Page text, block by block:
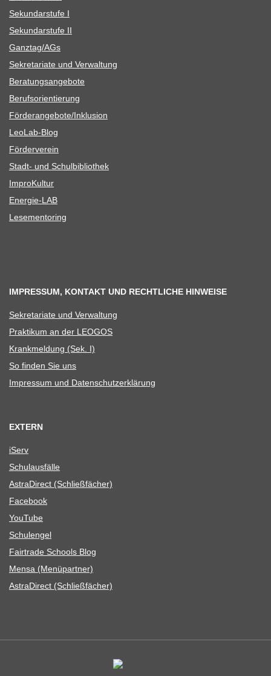
Sekun­dar­stufe I
Sekun­dar­stufe II
Ganztag/​​AGs
Sekre­ta­riate und Verwaltung
Bera­tungs­an­ge­bote
Berufs­ori­en­tie­rung
Förderangebote/​​Inklusion
Leo­Lab-Blog
För­der­ver­ein
Stadt- und Schulbibliothek
Impro­Kul­tur
Ener­­gie-LAB
Lese­men­to­ring
IMPRESSUM, KONTAKT UND RECHTLICHE HINWEISE
Sekre­ta­riate und Verwaltung
Prak­ti­kum an der LEOGOS
Krank­mel­dung (Sek. I)
So fin­den Sie uns
Impres­sum und Datenschutzerklärung
EXTERN
iServ
Schul­aus­fälle
Astra­Di­rect (Schließ­fä­cher)
Face­book
You­Tube
Schul­en­gel
Fair­trade Schools Blog
Mensa (Menü­part­ner)
Astra­Di­rect (Schließ­fä­cher)